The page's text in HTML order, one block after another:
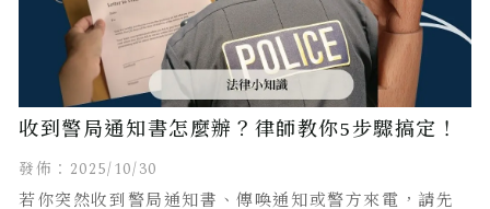
收到警局通知書怎麼辦？律師教你5步驟搞定！
發佈：2025/10/30
若你突然收到警局通知書、傳喚通知或警方來電，請先